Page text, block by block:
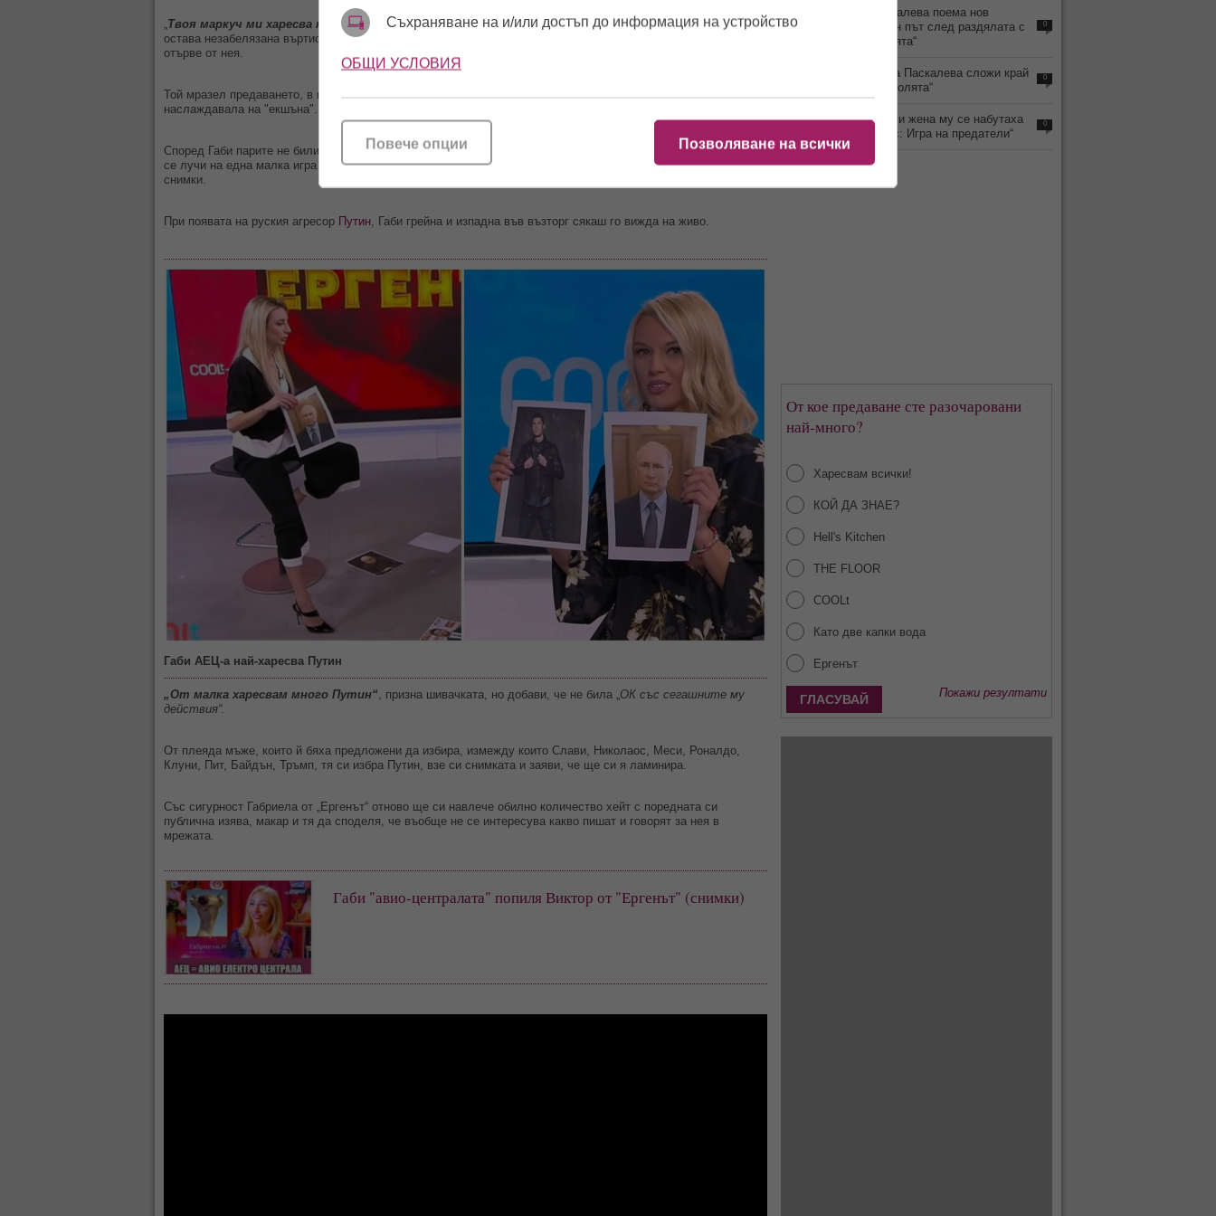
„Твоя маркуч ми харесва най-много, може ли да си дръпна?“ - атакувала директно необичаща да
остава незабелязана въртиопашка и така се натресла на момчето, което и до ден днешен не може да се
отърве от нея.
Той мразел предаването, в което е участвала, и не го гледал, тя обаче тайничко си го „превъртала“ и се
наслаждавала на "екшъна".
Според Габи парите не били най-важното, тя сподели, че не харесва футболисти защото изневеряват, това
се лучи на една малка игра в студиото, при която трябваше да избира измежду двойки мъже показани на
снимки.
При появата на руския агресор Путин, Габи грейна и изпадна във възторг сякаш го вижда на живо.
Габи АЕЦ-а най-харесва Путин
„От малка харесвам много Путин“, призна шивачката, но добави, че не била „ОК със сегашните му
действия“.
От плеяда мъже, които й бяха предложени да избира, измежду които Слави, Николаос, Меси, Роналдо,
Клуни, Пит, Байдън, Тръмп, тя си избра Путин, взе си снимката и заяви, че ще си я ламинира.
Със сигурност Габриела от „Ергенът“ отново ще си навлече обилно количество хейт с поредната си
публична изява, макар и тя да споделя, че въобще не се интересува какво пишат и говорят за нея в
мрежата.
Габи "авио-централата" попиля Виктор от "Ергенът" (снимки)
Ралица Паскалева поема нов
телевизионен път след раздялата с
„Игри на волята“
0
Защо Ралица Паскалева сложи край
на „Игри на волята“
0
11:18
Наум Шопов и жена му се набутаха
и в „Трейтърс: Игра на предатели“
0
От кое предаване сте разочаровани
най-много?
Харесвам всички!
КОЙ ДА ЗНАЕ?
Hell's Kitchen
THE FLOOR
COOLt
Като две капки вода
Ергенът
Покажи резултати
Съхраняване на и/или достъп до информация на устройство
ОБЩИ УСЛОВИЯ
Позволяване на всички
Повече опции